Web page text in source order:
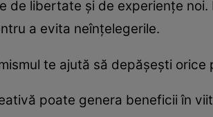
de libertate și de experiențe
a evita neînțelegerile.
te ajută să depășești
poate genera beneficii în